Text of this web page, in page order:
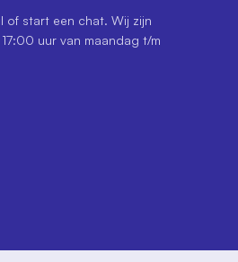
of start een chat. Wij zijn
uur van maandag t/m